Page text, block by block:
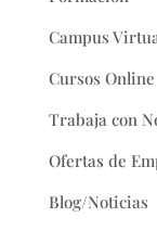
Campus
Cursos Online
Trabaja con
Ofertas de
Blog/Noticias